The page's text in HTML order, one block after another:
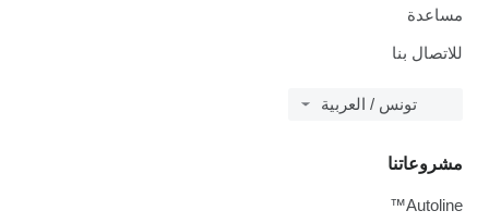
مساعدة
للاتصال بنا
تونس / العربية
مشروعاتنا
Autoline™